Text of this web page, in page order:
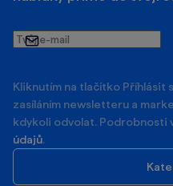
Tvůj
e-
Kliknutím na tlačítko Příhlásit
zasíláním newsletteru a
kdykoli odvolat. Podrobnosti
údajů.